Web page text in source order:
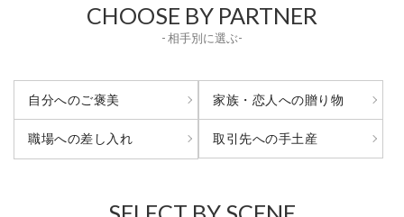
CHOOSE BY PARTNER
- 相手別に選ぶ-
自分へのご褒美 家族・恋人への贈り物
職場への差し入れ 取引先への手土産